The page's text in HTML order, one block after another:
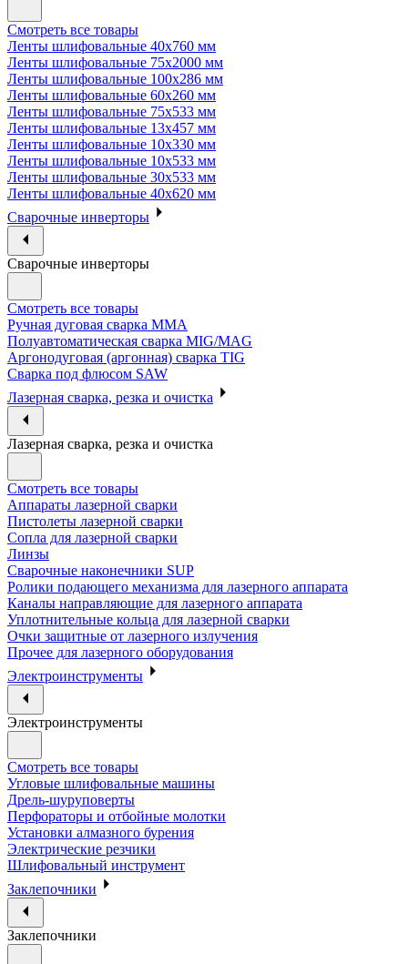
Смотреть все товары
Ленты шлифовальные 40х760 мм
Ленты шлифовальные 75х2000 мм
Ленты шлифовальные 100х286 мм
Ленты шлифовальные 60х260 мм
Ленты шлифовальные 75х533 мм
Ленты шлифовальные 13х457 мм
Ленты шлифовальные 10х330 мм
Ленты шлифовальные 10х533 мм
Ленты шлифовальные 30х533 мм
Ленты шлифовальные 40х620 мм
Сварочные инверторы
Сварочные инверторы
Смотреть все товары
Ручная дуговая сварка MMA
Полуавтоматическая сварка MIG/MAG
Аргонодуговая (аргонная) сварка TIG
Сварка под флюсом SAW
Лазерная сварка, резка и очистка
Лазерная сварка, резка и очистка
Смотреть все товары
Аппараты лазерной сварки
Пистолеты лазерной сварки
Сопла для лазерной сварки
Линзы
Сварочные наконечники SUP
Ролики подающего механизма для лазерного аппарата
Каналы направляющие для лазерного аппарата
Уплотнительные кольца для лазерной сварки
Очки защитные от лазерного излучения
Прочее для лазерного оборудования
Электроинструменты
Электроинструменты
Смотреть все товары
Угловые шлифовальные машины
Дрель-шуруповерты
Перфораторы и отбойные молотки
Установки алмазного бурения
Электрические резчики
Шлифовальный инструмент
Заклепочники
Заклепочники